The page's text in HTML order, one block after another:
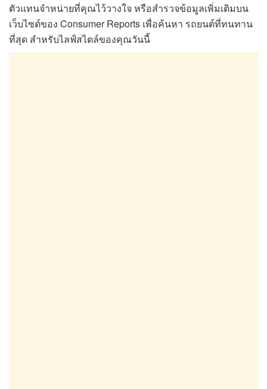
ตัวแทนจำหน่ายที่คุณไว้วางใจ หรือสำรวจข้อมูลเพิ่มเติมบน
เว็บไซต์ของ Consumer Reports เพื่อค้นหา รถยนต์ที่ทนทาน
ที่สุด สำหรับไลฟ์สไตล์ของคุณวันนี้